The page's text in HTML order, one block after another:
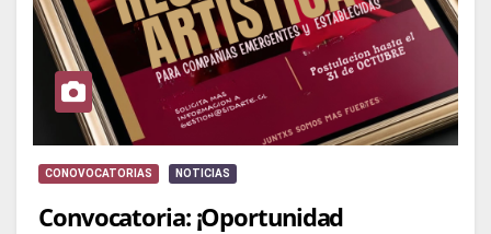
CONOVOCATORIAS NOTICIAS
Convocatoria: ¡Oportunidad